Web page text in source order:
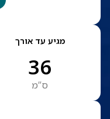
מגיע עד אורך
36
ס”מ